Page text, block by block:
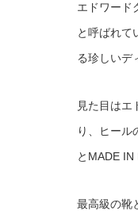
エドワード
と呼ばれて
る珍しいデ
見た目はエ
り、ヒール
とMADE IN
最高級の靴